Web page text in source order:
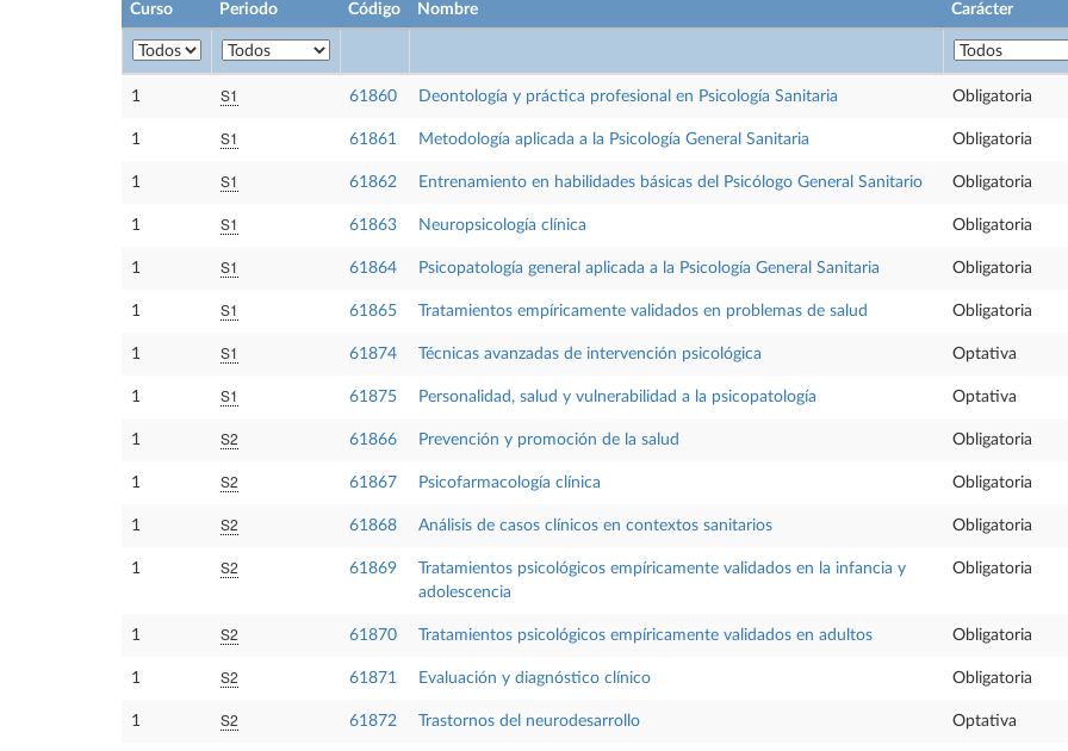
Curso Periodo Código Nombre Carácter
1 S1 61860 Deontología y práctica profesional en Psicología Sanitaria Obligatoria
1 S1 61861 Metodología aplicada a la Psicología General Sanitaria Obligatoria
1 S1 61862 Entrenamiento en habilidades básicas del Psicólogo General Sanitario Obligatoria
1 S1 61863 Neuropsicología clínica Obligatoria
1 S1 61864 Psicopatología general aplicada a la Psicología General Sanitaria Obligatoria
1 S1 61865 Tratamientos empíricamente validados en problemas de salud Obligatoria
1 S1 61874 Técnicas avanzadas de intervención psicológica Optativa
1 S1 61875 Personalidad, salud y vulnerabilidad a la psicopatología Optativa
1 S2 61866 Prevención y promoción de la salud Obligatoria
1 S2 61867 Psicofarmacología clínica Obligatoria
1 S2 61868 Análisis de casos clínicos en contextos sanitarios Obligatoria
1 S2 61869
Tratamientos psicológicos empíricamente validados en la infancia y
adolescencia
Obligatoria
1 S2 61870 Tratamientos psicológicos empíricamente validados en adultos Obligatoria
1 S2 61871 Evaluación y diagnóstico clínico Obligatoria
1 S2 61872 Trastornos del neurodesarrollo Optativa